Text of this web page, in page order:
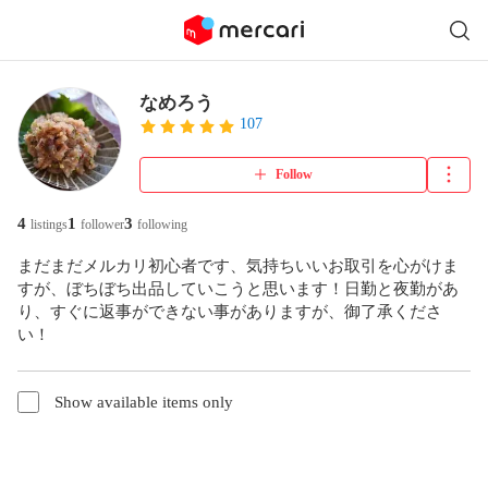
なめろう
107
Follow
4 listings1 follower3 following
まだまだメルカリ初心者です、気持ちいいお取引を心がけま
すが、ぼちぼち出品していこうと思います！日勤と夜勤があ
り、すぐに返事ができない事がありますが、御了承くださ
い！
Show available items only